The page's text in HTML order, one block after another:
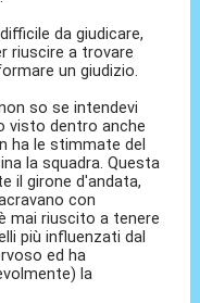
da giudicare,
riuscire a trovare
un giudizio.
so se intendevi
visto dentro anche
ha le stimmate del
la squadra. Questa
il girone d'andata,
con
mai riuscito a tenere
più influenzati dal
ed ha
la